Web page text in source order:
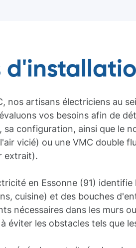
nos artisans électriciens au
vos besoins afin de
sa configuration, ainsi que le
vicié) ou une VMC double
extrait).
en Essonne (91)
cuisine) et des bouches
nécessaires dans les murs
éviter les obstacles tels que